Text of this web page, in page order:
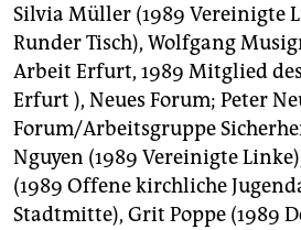
Silvia Müller (1989 Vereinigte
Runder Tisch), Wolfgang
Arbeit Erfurt, 1989 Mitglied
Erfurt ), Neues Forum; Peter
Forum/Arbeitsgruppe
Nguyen (1989 Vereinigte
(1989 Offene kirchliche
Stadtmitte), Grit Poppe (1989